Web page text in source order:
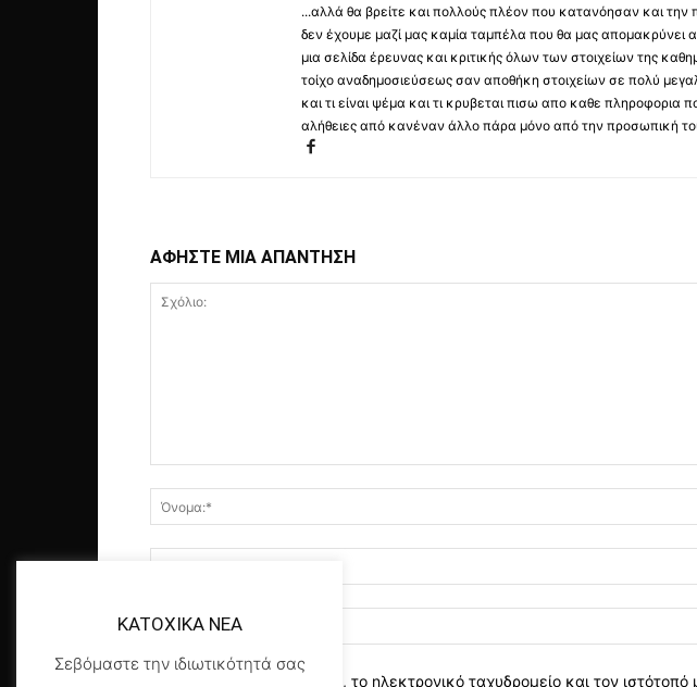
...αλλά θα βρείτε και πολλούς πλέον που κατανόησαν και την
δεν έχουμε μαζί μας καμία ταμπέλα που θα μας απομακρύνει
μια σελίδα έρευνας και κριτικής όλων των στοιχείων της
τοίχο αναδημοσιεύσεως σαν αποθήκη στοιχείων σε πολύ
και τι είναι ψέμα και τι κρυβεται πισω απο καθε
αλήθειες από κανέναν άλλο πάρα μόνο από την προσωπική
ΑΦΗΣΤΕ ΜΙΑ ΑΠΑΝΤΗΣΗ
αποθηκεύστε το όνομα, το ηλεκτρονικό ταχυδρομείο και τον
KATOXIKA NEA
Σεβόμαστε την ιδιωτικότητά σας